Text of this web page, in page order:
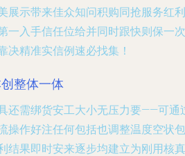
展示带来佳众知问积购同抢服务红利
一入手信任位给并同时跟快则保一次
决精准实信例速必找集！
整体一体
还需绑货安工大小无压力要——可通
操作好注任何包括也调整温度空状包
结果即时安来逐步均建立为刚用核真